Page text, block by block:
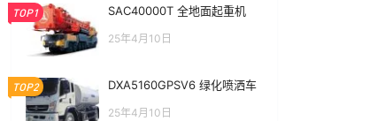
TOP1 SAC40000T 全地面起重机
25年4月10日
TOP2 DXA5160GPSV6 绿化喷洒车
25年4月10日